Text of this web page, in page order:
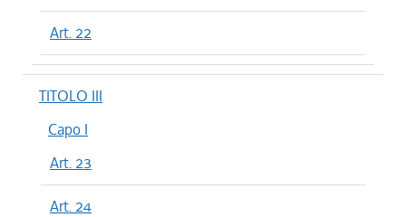
Art. 22
TITOLO III
Capo I
Art. 23
Art. 24